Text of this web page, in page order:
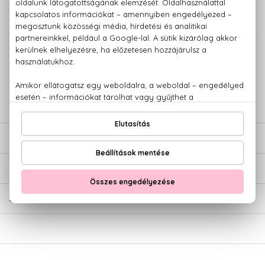
KAPCSOLÓDÓ TERMÉKEK
100% eredeti termékek, 14 napos visszaküldési garanciával
779 1926
LEÍRÁS
ÉRTÉKELÉSEK (0)
SZÁLLÍTÁS